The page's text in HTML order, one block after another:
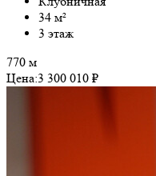
34 м²
3 этаж
770 м
Цена:3 300 010 ₽